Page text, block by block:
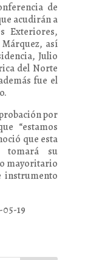
de
acudirán a
Exteriores,
así
Julio
del Norte
fue el
por
“estamos
que esta
tomará su
mayoritario
instrumento
19